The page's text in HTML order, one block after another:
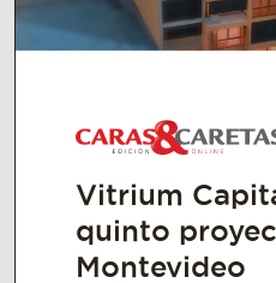
Vitrium
quinto
Montevideo